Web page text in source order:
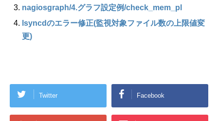
nagiosgraph​/4.グラフ設定例​/check_mem_pl
lsyncdのエラー修正(監視対象ファイル数の上限値変
更)
Twitter Facebook